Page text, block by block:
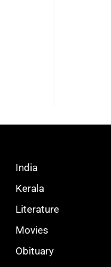
India
Kerala
Literature
Movies
Obituary